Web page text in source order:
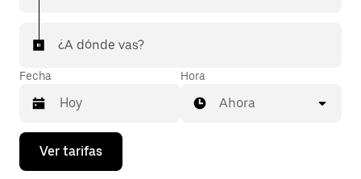
¿A dónde vas?
Fecha
Presiona
flecha
Hora
Ahora
Ver tarifas